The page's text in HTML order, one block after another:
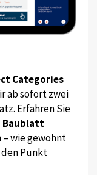
Categories
ab sofort zwei
Erfahren Sie
Baublatt
wie gewohnt
Punkt